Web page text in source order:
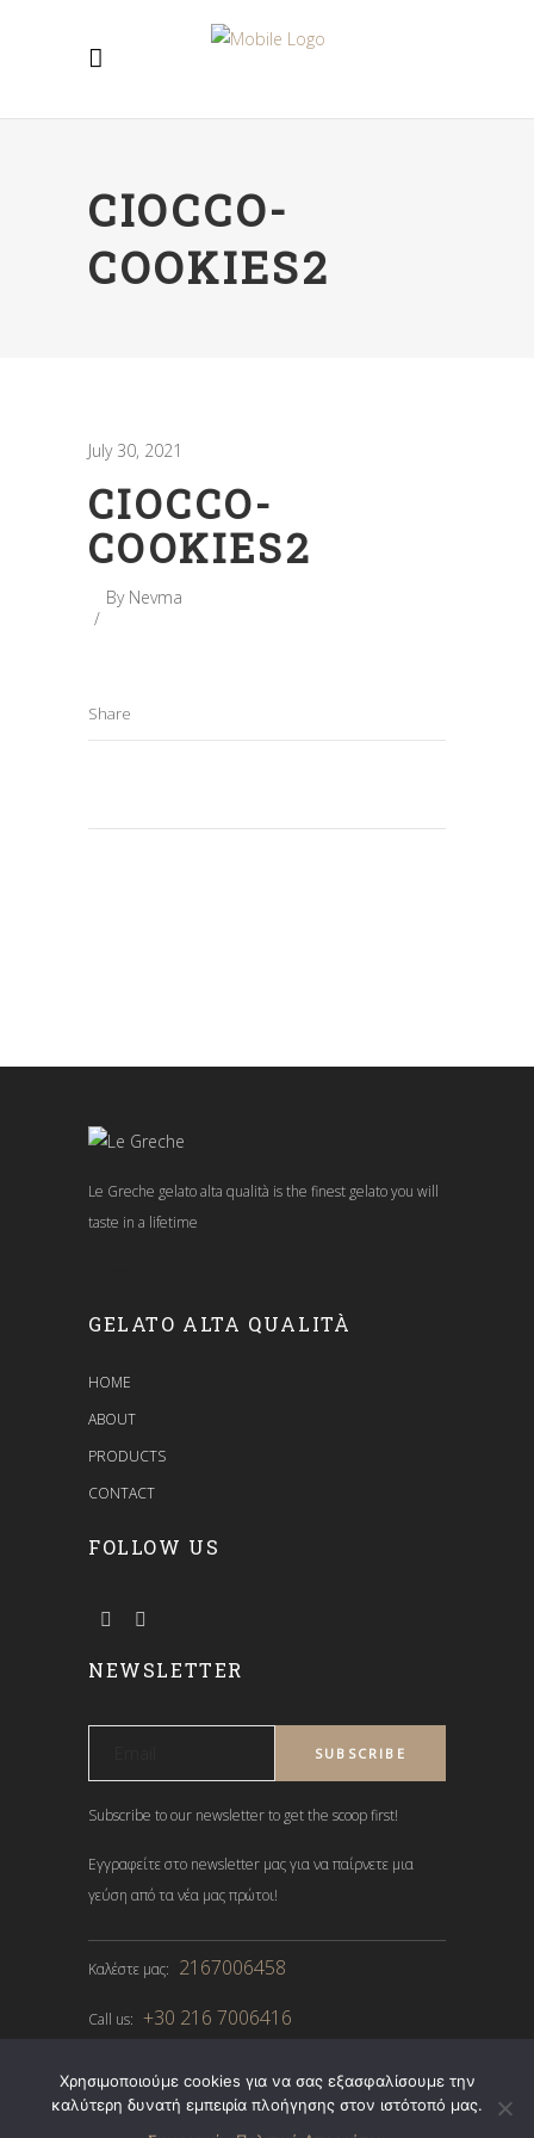
CIOCCO-
COOKIES2
July 30, 2021
CIOCCO-
COOKIES2
By Nevma
Share
Le Greche gelato alta qualità is the finest gelato you will
taste in a lifetime
GELATO ALTA QUALITÀ
HOME
ABOUT
PRODUCTS
CONTACT
FOLLOW US
NEWSLETTER
Subscribe to our newsletter to get the scoop first!
Εγγραφείτε στο newsletter μας για να παίρνετε μια
γεύση από τα νέα μας πρώτοι!
Καλέστε μας: 2167006458
Call us: +30 216 7006416
Χρησιμοποιούμε cookies για να σας εξασφαλίσουμε την
καλύτερη δυνατή εμπειρία πλοήγησης στον ιστότοπό μας.